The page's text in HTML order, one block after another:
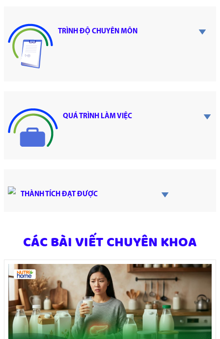
TRÌNH ĐỘ CHUYÊN MÔN
QUÁ TRÌNH LÀM VIỆC
THÀNH TÍCH ĐẠT ĐƯỢC
CÁC BÀI VIẾT CHUYÊN KHOA